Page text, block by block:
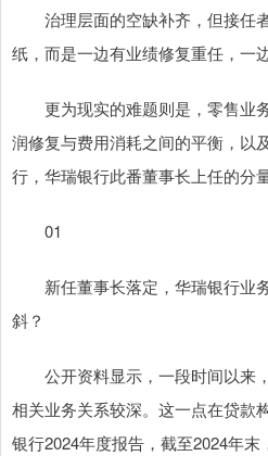
治理层面的空缺补齐，但接任
纸，而是一边有业绩修复重任，一
更为现实的难题则是，零售业
润修复与费用消耗之间的平衡，以
行，华瑞银行此番董事长上任的分
01
新任董事长落定，华瑞银行业
斜？
公开资料显示，一段时间以来
相关业务关系较深。这一点在贷款
银行2024年度报告，截至2024年